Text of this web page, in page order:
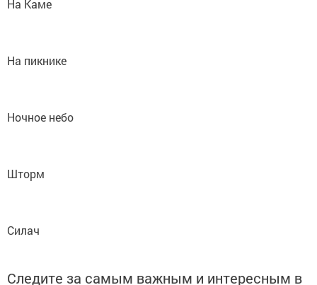
На Каме
На пикнике
Ночное небо
Шторм
Силач
Следите за самым важным и интересным в